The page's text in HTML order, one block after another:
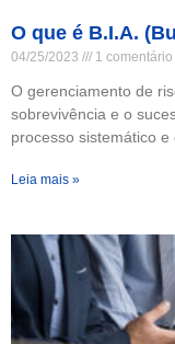
O que é B.I.A.
04/25/2023 1 comentário
O gerenciamento de
sobrevivência e o
processo sistemático e
Leia mais »